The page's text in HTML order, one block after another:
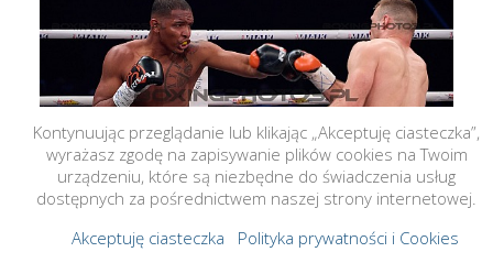
Kontynuując przeglądanie lub klikając „Akceptuję ciasteczka”,
wyrażasz zgodę na zapisywanie plików cookies na Twoim
urządzeniu, które są niezbędne do świadczenia usług
dostępnych za pośrednictwem naszej strony internetowej.
Akceptuję ciasteczka
Polityka prywatności i Cookies